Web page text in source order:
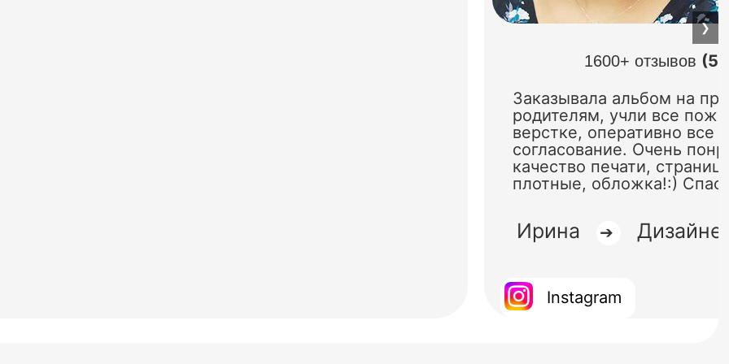
1600+ отзывов
Заказывала альбом на
родителям, учли все
верстке, оперативно все
согласование. Очень
качество печати,
плотные, обложка!:)
Ирина ➔
Instagram
❯